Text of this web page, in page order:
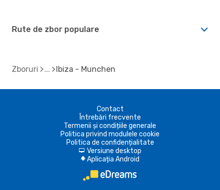
Rute de zbor populare
Zboruri Ibiza - Munchen
Contact
Întrebări frecvente
Termenii și condițiile generale
Politica privind modulele cookie
Politica de confidențialitate
d Versiune desktop
A Aplicația Android